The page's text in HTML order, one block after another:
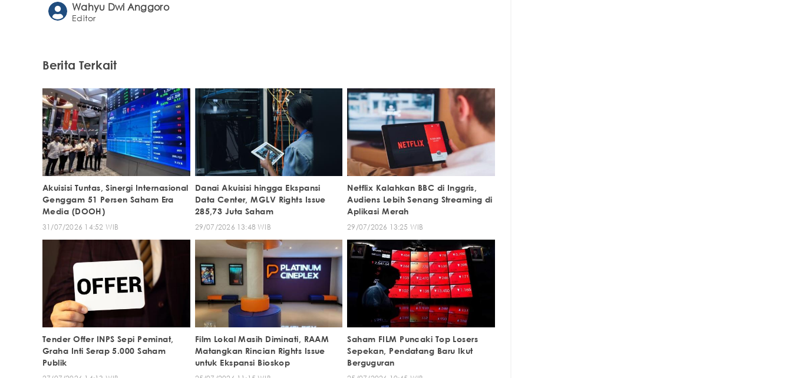
Wahyu Dwi Anggoro
Editor
Berita Terkait
Akuisisi Tuntas, Sinergi Internasional
Genggam 51 Persen Saham Era
Media (DOOH)
31/07/2026 14:52 WIB
Danai Akuisisi hingga Ekspansi
Data Center, MGLV Rights Issue
285,73 Juta Saham
29/07/2026 13:48 WIB
Netflix Kalahkan BBC di Inggris,
Audiens Lebih Senang Streaming di
Aplikasi Merah
29/07/2026 13:25 WIB
Tender Offer INPS Sepi Peminat,
Graha Inti Serap 5.000 Saham
Publik
Film Lokal Masih Diminati, RAAM
Matangkan Rincian Rights Issue
untuk Ekspansi Bioskop
Saham FILM Puncaki Top Losers
Sepekan, Pendatang Baru Ikut
Berguguran